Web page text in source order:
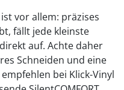
vor allem: präzises
fällt jede kleinste
auf. Achte daher
Schneiden und eine
bei Klick-Vinyl